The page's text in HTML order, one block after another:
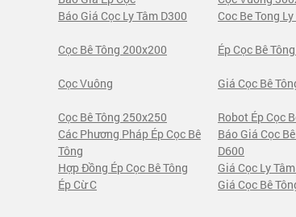
Báo Giá Cọc Ly Tâm D300
Coc Be Tong
Cọc Bê Tông 200x200
Ép Cọc Bê
Cọc Vuông
Giá Cọc Bê
Cọc Bê Tông 250x250
Robot Ép Cọc
Các Phương Pháp Ép Cọc Bê
Tông
Báo Giá Cọc
D600
Hợp Đồng Ép Cọc Bê Tông
Giá Cọc Ly
Ép Cừ C
Giá Cọc Bê